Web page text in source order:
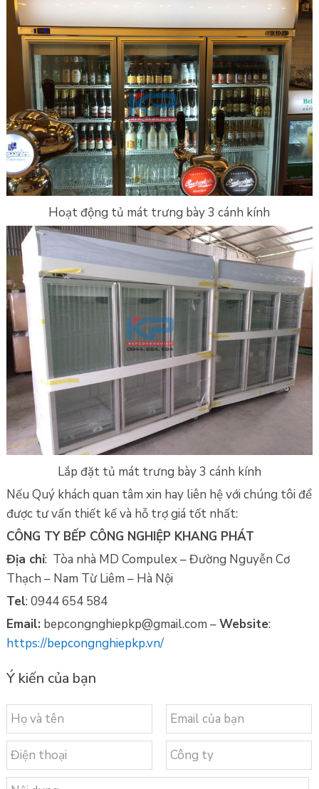
Hoạt động tủ mát trưng bày 3 cánh kính
Lắp đặt tủ mát trưng bày 3 cánh kính
Nếu Quý khách quan tâm xin hay liên hệ với chúng tôi để
được tư vấn thiết kế và hỗ trợ giá tốt nhất:
CÔNG TY BẾP CÔNG NGHIỆP KHANG PHÁT
Địa chỉ: Tòa nhà MD Compulex – Đường Nguyễn Cơ
Thạch – Nam Từ Liêm – Hà Nội
Tel: 0944 654 584
Email:bepcongnghiepkp@gmail.com –Website:
https://bepcongnghiepkp.vn/
Ý kiến của bạn